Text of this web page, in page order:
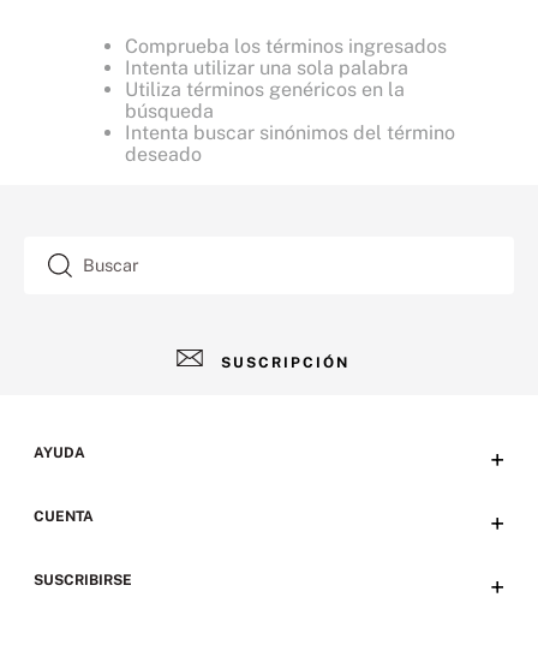
Comprueba los términos ingresados
Intenta utilizar una sola palabra
Utiliza términos genéricos en la
búsqueda
Intenta buscar sinónimos del término
deseado
Buscar
SUSCRIPCIÓN
AYUDA +
Preguntas frecuentes
CUENTA +
SUSCRIBIRSE +